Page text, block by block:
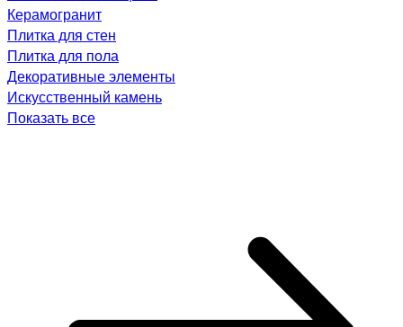
Керамогранит
Плитка для стен
Плитка для пола
Декоративные элементы
Искусственный камень
Показать все